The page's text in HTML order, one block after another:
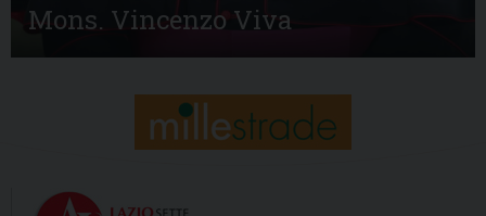
Mons. Vincenzo Viva